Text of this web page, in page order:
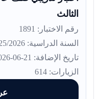
الثالث
رقم الاختبار: 1891
السنة الدراسية: 2025/2026
تاريخ الإضافة: 21-06-2026
الزيارات: 614